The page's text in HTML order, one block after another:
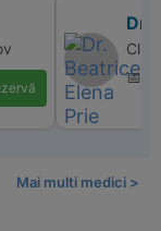
Dr.
📅
Mai multi medici >